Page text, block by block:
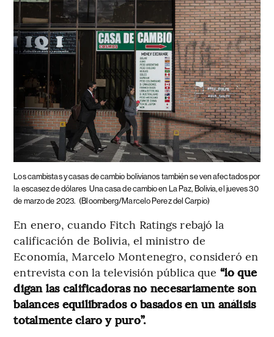
Los cambistas y casas de cambio bolivianos también se ven afectados por
la escasez de dólares Una casa de cambio en La Paz, Bolivia, el jueves 30
de marzo de 2023. (Bloomberg/Marcelo Perez del Carpio)
En enero, cuando Fitch Ratings rebajó la
calificación de Bolivia, el ministro de
Economía, Marcelo Montenegro, consideró en
entrevista con la televisión pública que “lo que
digan las calificadoras no necesariamente son
balances equilibrados o basados en un análisis
totalmente claro y puro”.